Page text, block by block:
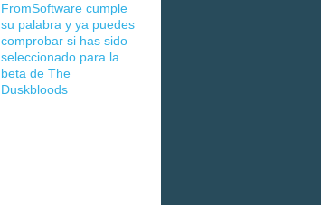
FromSoftware cumple
su palabra y ya puedes
comprobar si has sido
seleccionado para la
beta de The
Duskbloods